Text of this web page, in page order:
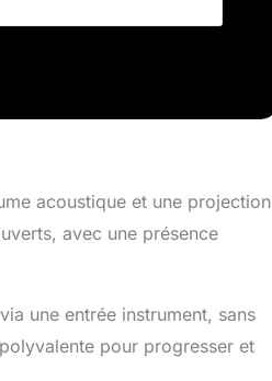
de 2 ans, cette guitare
acoustique et une projection
avec une présence
une entrée instrument, sans
pour progresser et